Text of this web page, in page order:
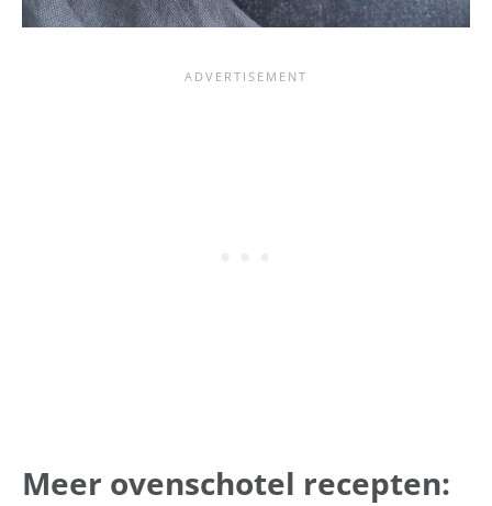
Meer ovenschotel recepten: